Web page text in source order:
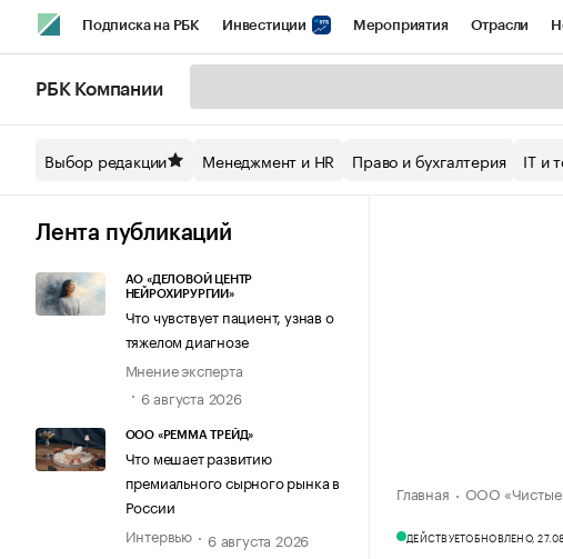
Подписка на РБК Инвестиции Мероприятия Отрасли
Спецпроекты СПб Конференции СПб Спецпроекты
Технологии и медиа
РБК Компании
Выбор редакции Менеджмент и HR Право и бухгалтерия IT и
Лента публикаций
АО «ДЕЛОВОЙ ЦЕНТР
НЕЙРОХИРУРГИИ»
Что чувствует пациент, узнав о
тяжелом диагнозе
Мнение эксперта
6 августа 2026
ООО «РЕММА ТРЕЙД»
Что мешает развитию
премиального сырного рынка в
России
Интервью
6 августа 2026
Главная ООО «Чистые
ДЕЙСТВУЕТОБНОВЛЕНО,